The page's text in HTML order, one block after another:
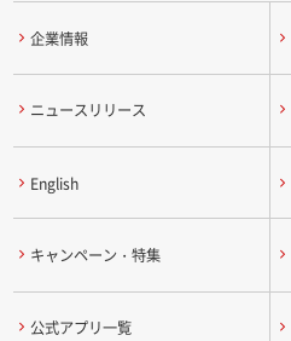
企業情報
ニュースリリース
English
キャンペーン・特集
公式アプリ一覧